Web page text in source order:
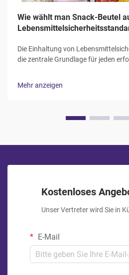
Wie wählt man Snack-Beutel
Die Einhaltung von
die zentrale Grundlage für jeden
regulatorischer Standards,
Mehr anzeigen
Kostenloses
Unser Vertreter wird Sie in
E-Mail